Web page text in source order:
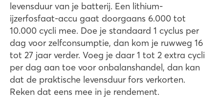
levensduur van je batterij. Een lithium-
ijzerfosfaat-accu gaat doorgaans 6.000 tot
10.000 cycli mee. Doe je standaard 1 cyclus per
dag voor zelfconsumptie, dan kom je ruwweg 16
tot 27 jaar verder. Voeg je daar 1 tot 2 extra cycli
per dag aan toe voor onbalanshandel, dan kan
dat de praktische levensduur fors verkorten.
Reken dat eens mee in je rendement.